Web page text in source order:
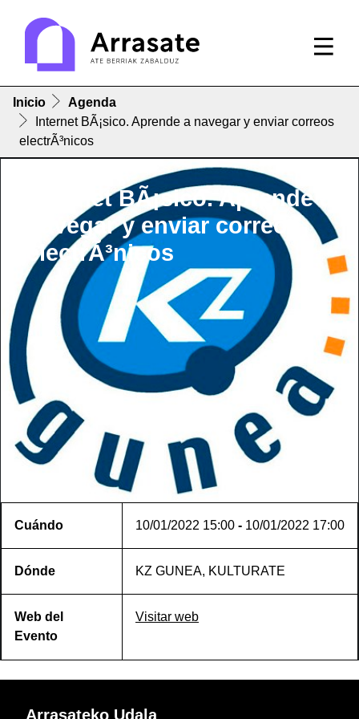
Inicio
Agenda
Internet BÃ¡sico. Aprende a navegar y enviar correos
electrÃ³nicos
Internet BÃ¡sico. Aprende a
navegar y enviar correos
electrÃ³nicos
Cuándo 10/01/2022 15:00 - 10/01/2022 17:00
Dónde KZ GUNEA, KULTURATE
Web del
Evento
Visitar web
Arrasateko Udala